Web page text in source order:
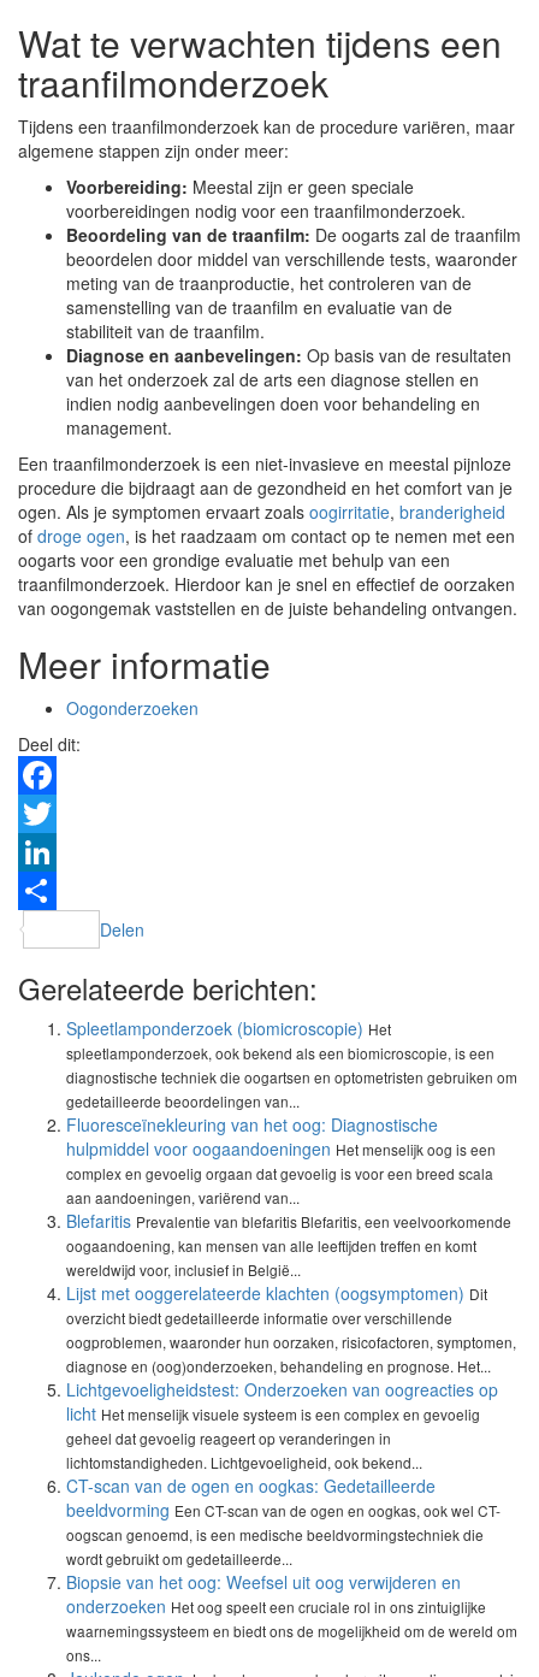
Wat te verwachten tijdens een
traanfilmonderzoek
Tijdens een traanfilmonderzoek kan de procedure variëren, maar
algemene stappen zijn onder meer:
Voorbereiding: Meestal zijn er geen speciale
voorbereidingen nodig voor een traanfilmonderzoek.
Beoordeling van de traanfilm: De oogarts zal de traanfilm
beoordelen door middel van verschillende tests, waaronder
meting van de traanproductie, het controleren van de
samenstelling van de traanfilm en evaluatie van de
stabiliteit van de traanfilm.
Diagnose en aanbevelingen: Op basis van de resultaten
van het onderzoek zal de arts een diagnose stellen en
indien nodig aanbevelingen doen voor behandeling en
management.
Een traanfilmonderzoek is een niet-invasieve en meestal pijnloze
procedure die bijdraagt aan de gezondheid en het comfort van je
ogen. Als je symptomen ervaart zoals oogirritatie, branderigheid
of droge ogen, is het raadzaam om contact op te nemen met een
oogarts voor een grondige evaluatie met behulp van een
traanfilmonderzoek. Hierdoor kan je snel en effectief de oorzaken
van oogongemak vaststellen en de juiste behandeling ontvangen.
Meer informatie
Oogonderzoeken
Deel dit:
Facebook
Twitter
LinkedIn
Delen
Gerelateerde berichten:
Spleetlamponderzoek (biomicroscopie) Het
spleetlamponderzoek, ook bekend als een biomicroscopie, is een
diagnostische techniek die oogartsen en optometristen gebruiken om
gedetailleerde beoordelingen van...
Fluoresceïnekleuring van het oog: Diagnostische
hulpmiddel voor oogaandoeningen Het menselijk oog is een
complex en gevoelig orgaan dat gevoelig is voor een breed scala
aan aandoeningen, variërend van...
Blefaritis Prevalentie van blefaritis Blefaritis, een veelvoorkomende
oogaandoening, kan mensen van alle leeftijden treffen en komt
wereldwijd voor, inclusief in België...
Lijst met ooggerelateerde klachten (oogsymptomen) Dit
overzicht biedt gedetailleerde informatie over verschillende
oogproblemen, waaronder hun oorzaken, risicofactoren, symptomen,
diagnose en (oog)onderzoeken, behandeling en prognose. Het...
Lichtgevoeligheidstest: Onderzoeken van oogreacties op
licht Het menselijk visuele systeem is een complex en gevoelig
geheel dat gevoelig reageert op veranderingen in
lichtomstandigheden. Lichtgevoeligheid, ook bekend...
CT-scan van de ogen en oogkas: Gedetailleerde
beeldvorming Een CT-scan van de ogen en oogkas, ook wel CT-
oogscan genoemd, is een medische beeldvormingstechniek die
wordt gebruikt om gedetailleerde...
Biopsie van het oog: Weefsel uit oog verwijderen en
onderzoeken Het oog speelt een cruciale rol in ons zintuiglijke
waarnemingssysteem en biedt ons de mogelijkheid om de wereld om
ons...